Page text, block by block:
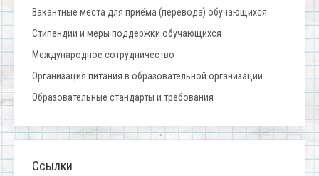
Вакантные места для приёма (перевода) обучающихся
Стипендии и меры поддержки обучающихся
Международное сотрудничество
Организация питания в образовательной организации
Образовательные стандарты и требования
Ссылки